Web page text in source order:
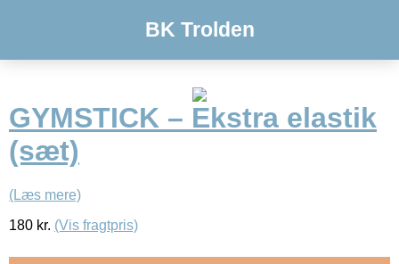
BK Trolden
GYMSTICK – Ekstra elastik
(sæt)
(Læs mere)
180 kr. (Vis fragtpris)